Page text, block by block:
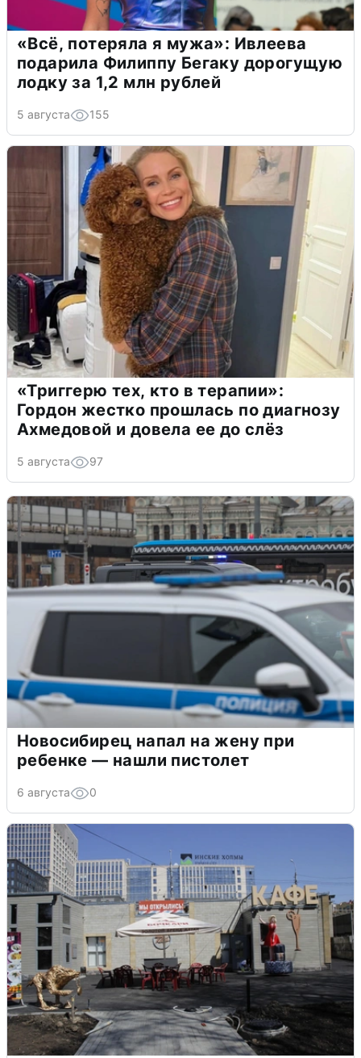
«Всё, потеряла я мужа»: Ивлеева
подарила Филиппу Бегаку дорогущую
лодку за 1,2 млн рублей
5 августа 155
«Триггерю тех, кто в терапии»:
Гордон жестко прошлась по диагнозу
Ахмедовой и довела ее до слёз
5 августа 97
Новосибирец напал на жену при
ребенке — нашли пистолет
6 августа 0